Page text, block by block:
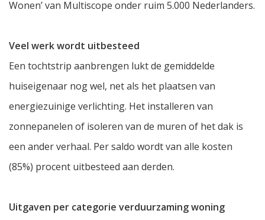
Wonen’ van Multiscope onder ruim 5.000 Nederlanders.
Veel werk wordt uitbesteed
Een tochtstrip aanbrengen lukt de gemiddelde
huiseigenaar nog wel, net als het plaatsen van
energiezuinige verlichting. Het installeren van
zonnepanelen of isoleren van de muren of het dak is
een ander verhaal. Per saldo wordt van alle kosten
(85%) procent uitbesteed aan derden.
Uitgaven per categorie verduurzaming woning